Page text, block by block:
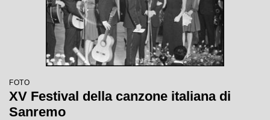
FOTO
XV Festival della canzone italiana di
Sanremo